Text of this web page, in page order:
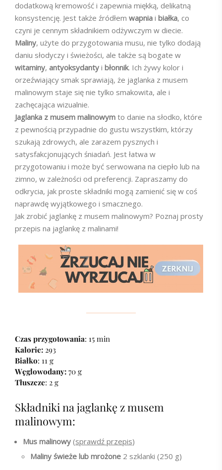
dodatkową kremowość i zapewnia miękką, delikatną
konsystencję. Jest także źródłem wapnia i białka, co
czyni je cennym składnikiem odżywczym w diecie.
Maliny, użyte do przygotowania musu, nie tylko dodają
daniu słodyczy i świeżości, ale także są bogate w
witaminy, antyoksydanty i błonnik. Ich żywy kolor i
orzeźwiający smak sprawiają, że jaglanka z musem
malinowym staje się nie tylko smakowita, ale i
zachęcająca wizualnie.
Jaglanka z musem malinowym to danie na słodko, które
z pewnością przypadnie do gustu wszystkim, którzy
szukają zdrowych, ale zarazem pysznych i
satysfakcjonujących śniadań. Jest łatwa w
przygotowaniu i może być serwowana na ciepło lub na
zimno, w zależności od preferencji. Zapraszamy do
odkrycia, jak proste składniki mogą zamienić się w coś
naprawdę wyjątkowego i smacznego.
Jak zrobić jaglankę z musem malinowym? Poznaj prosty
przepis na jaglankę z malinami!
Czas przygotowania: 15 min
Kalorie: 293
Białko: 11 g
Węglowodany: 70 g
Tłuszcze: 2 g
Składniki na jaglankę z musem
malinowym:
Mus malinowy (sprawdź przepis)
Maliny świeże lub mrożone 2 szklanki (250 g)